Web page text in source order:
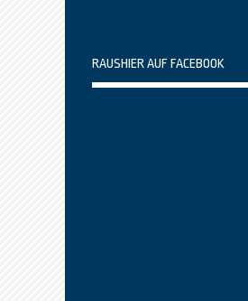
RAUSHIER AUF FACEBOOK